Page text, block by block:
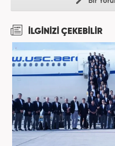
İLGİNİZİ ÇEKEBİLİR